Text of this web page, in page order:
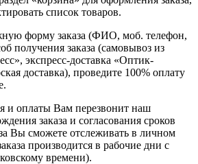
список товаров.
форму заказа (ФИО, моб. телефон,
получения заказа (самовывоз из
экспресс-доставка «Оптик-
доставка), проведите 100% оплату
оплаты Вам перезвонит наш
заказа и согласования сроков
Вы сможете отслеживать в личном
производится в рабочие дни с
времени).